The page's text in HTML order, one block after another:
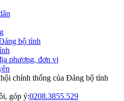
bộ tỉnh
phương, đơn vị
chính thống của Đảng bộ tỉnh
góp ý:0208.3855.529